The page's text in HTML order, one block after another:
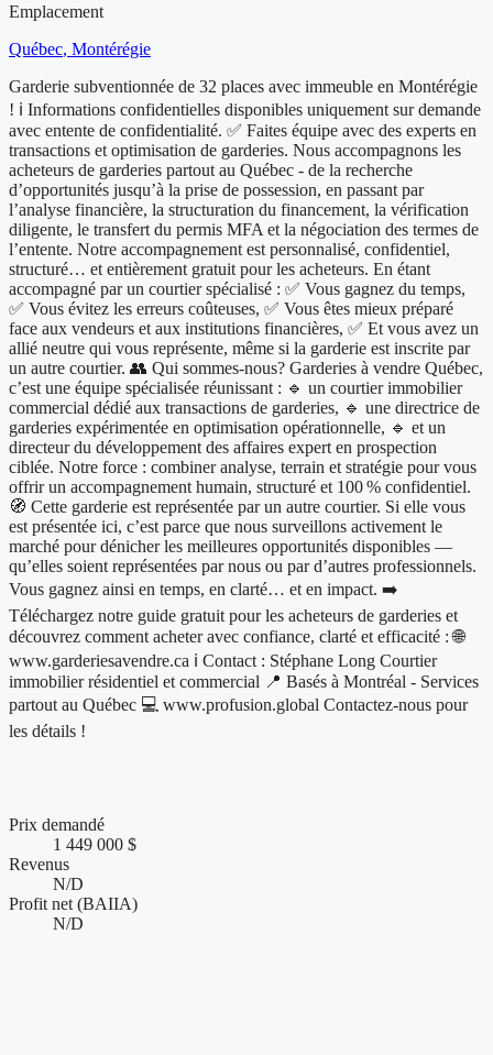
Emplacement
Québec, Montérégie
Garderie subventionnée de 32 places avec immeuble en Montérégie
! ℹ️ Informations confidentielles disponibles uniquement sur demande
avec entente de confidentialité. ✅ Faites équipe avec des experts en
transactions et optimisation de garderies. Nous accompagnons les
acheteurs de garderies partout au Québec - de la recherche
d’opportunités jusqu’à la prise de possession, en passant par
l’analyse financière, la structuration du financement, la vérification
diligente, le transfert du permis MFA et la négociation des termes de
l’entente. Notre accompagnement est personnalisé, confidentiel,
structuré… et entièrement gratuit pour les acheteurs. En étant
accompagné par un courtier spécialisé : ✅ Vous gagnez du temps,
✅ Vous évitez les erreurs coûteuses, ✅ Vous êtes mieux préparé
face aux vendeurs et aux institutions financières, ✅ Et vous avez un
allié neutre qui vous représente, même si la garderie est inscrite par
un autre courtier. 👥 Qui sommes-nous? Garderies à vendre Québec,
c’est une équipe spécialisée réunissant : 🔹 un courtier immobilier
commercial dédié aux transactions de garderies, 🔹 une directrice de
garderies expérimentée en optimisation opérationnelle, 🔹 et un
directeur du développement des affaires expert en prospection
ciblée. Notre force : combiner analyse, terrain et stratégie pour vous
offrir un accompagnement humain, structuré et 100 % confidentiel.
🧭 Cette garderie est représentée par un autre courtier. Si elle vous
est présentée ici, c’est parce que nous surveillons activement le
marché pour dénicher les meilleures opportunités disponibles —
qu’elles soient représentées par nous ou par d’autres professionnels.
Vous gagnez ainsi en temps, en clarté… et en impact. ➡️
Téléchargez notre guide gratuit pour les acheteurs de garderies et
découvrez comment acheter avec confiance, clarté et efficacité : 🌐
www.garderiesavendre.ca ℹ Contact : Stéphane Long Courtier
immobilier résidentiel et commercial 📍 Basés à Montréal - Services
partout au Québec 💻 www.profusion.global Contactez-nous pour
les détails !
Prix demandé
1 449 000 $
Revenus
N/D
Profit net (BAIIA)
N/D